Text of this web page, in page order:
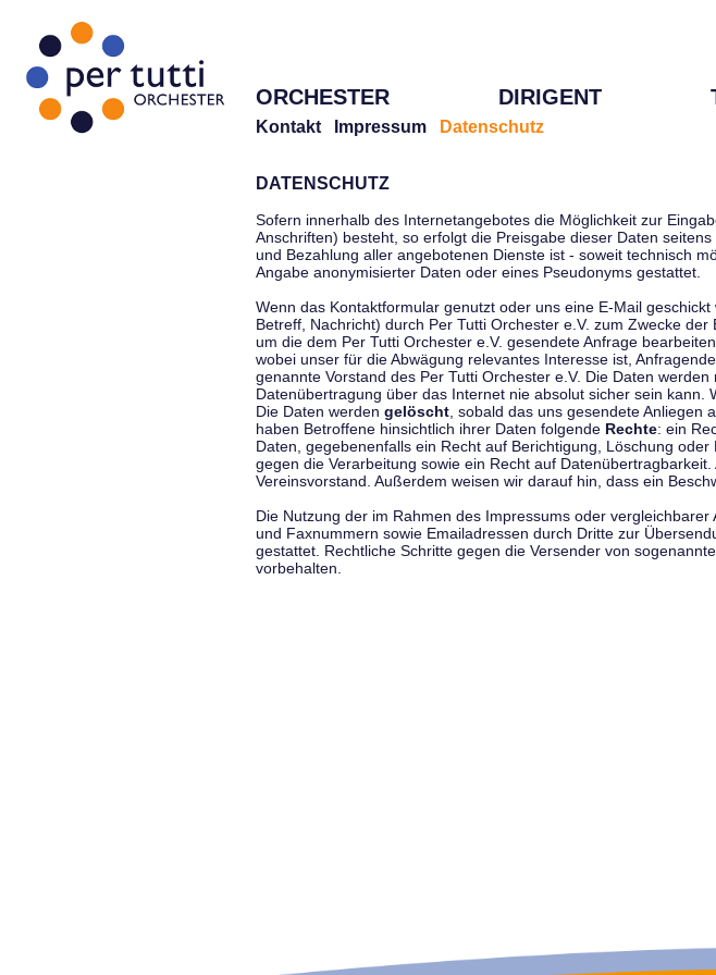
ORCHESTER DIRIGENT
Kontakt Impressum Datenschutz
DATENSCHUTZ
Sofern innerhalb des Internetangebotes die Möglichkeit zur
Anschriften) besteht, so erfolgt die Preisgabe dieser Daten
und Bezahlung aller angebotenen Dienste ist - soweit technisch
Angabe anonymisierter Daten oder eines Pseudonyms gestattet.
Wenn das Kontaktformular genutzt oder uns eine E-Mail
Betreff, Nachricht) durch Per Tutti Orchester e.V. zum Zwecke
um die dem Per Tutti Orchester e.V. gesendete Anfrage
wobei unser für die Abwägung relevantes Interesse ist,
genannte Vorstand des Per Tutti Orchester e.V. Die Daten
Datenübertragung über das Internet nie absolut sicher sein
Die Daten werden gelöscht , sobald das uns gesendete
haben Betroffene hinsichtlich ihrer Daten folgende Rechte: ein
Daten, gegebenenfalls ein Recht auf Berichtigung, Löschung
gegen die Verarbeitung sowie ein Recht auf
Vereinsvorstand. Außerdem weisen wir darauf hin, dass ein
Die Nutzung der im Rahmen des Impressums oder
und Faxnummern sowie Emailadressen durch Dritte zur
gestattet. Rechtliche Schritte gegen die Versender von
vorbehalten.